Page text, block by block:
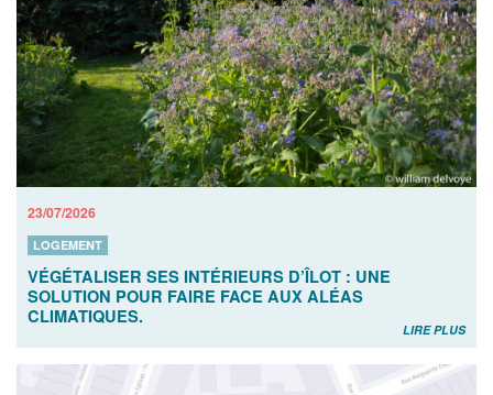
23/07/2026
LOGEMENT
VÉGÉTALISER SES INTÉRIEURS D’ÎLOT : UNE
SOLUTION POUR FAIRE FACE AUX ALÉAS
CLIMATIQUES.
LIRE PLUS